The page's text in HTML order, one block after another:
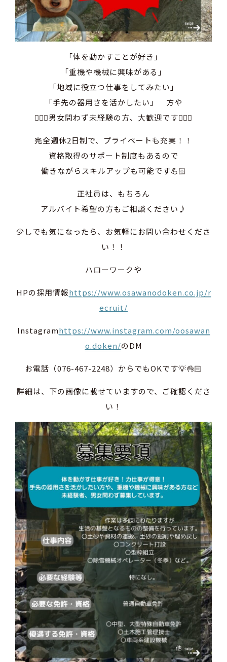
「体を動かすことが好き」
「重機や機械に興味がある」
「地域に役立つ仕事をしてみたい」
「手先の器用さを活かしたい」 方や
👷🏻‍♀️男女問わず未経験の方、大歓迎です👷🏻‍♂️
完全週休2日制で、プライベートも充実！！
資格取得のサポート制度もあるので
働きながらスキルアップも可能です💪🏻
正社員は、もちろん
アルバイト希望の方もご相談ください♪
少しでも気になったら、お気軽にお問い合わせくださ
い！！
ハローワークや
HPの採用情報https://www.osawanodoken.co.jp/r
ecruit/
Instagramhttps://www.instagram.com/oosawan
o.doken/のDM
お電話（076-467-2248）からでもOKです💡👌🏻
詳細は、下の画像に載せていますので、ご確認くださ
い！